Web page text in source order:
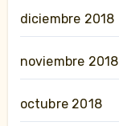
diciembre 2018
noviembre 2018
octubre 2018